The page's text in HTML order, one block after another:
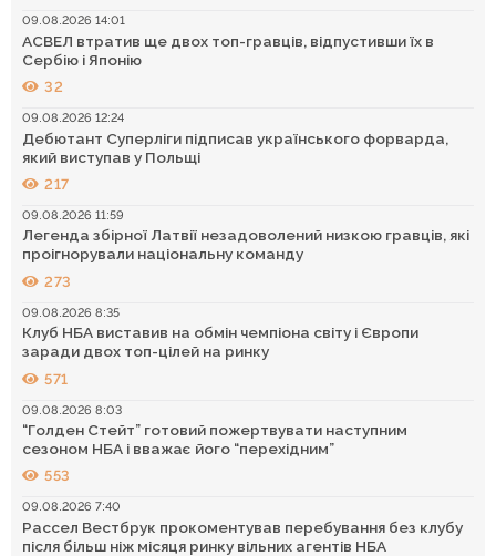
09.08.2026 14:01
АСВЕЛ втратив ще двох топ-гравців, відпустивши їх в
Сербію і Японію
32
09.08.2026 12:24
Дебютант Суперліги підписав українського форварда,
який виступав у Польщі
217
09.08.2026 11:59
Легенда збірної Латвії незадоволений низкою гравців, які
проігнорували національну команду
273
09.08.2026 8:35
Клуб НБА виставив на обмін чемпіона світу і Європи
заради двох топ-цілей на ринку
571
09.08.2026 8:03
“Голден Стейт” готовий пожертвувати наступним
сезоном НБА і вважає його “перехідним”
553
09.08.2026 7:40
Рассел Вестбрук прокоментував перебування без клубу
після більш ніж місяця ринку вільних агентів НБА